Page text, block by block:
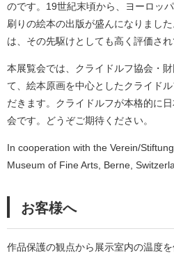
のです。19世紀末頃から、ヨーロッ
刷りの絵本の出版が盛んになりまし
は、その先駆けとしても高く評価され
本展覧会では、クライドルフ協会・
て、絵本原画を中心としたクライド
だきます。クライドルフが本格的に
会です。どうぞご期待ください。
In cooperation with the Verein/
Museum of Fine Arts, Berne,
お客様へ
作品保護の観点から展示室内の温度を